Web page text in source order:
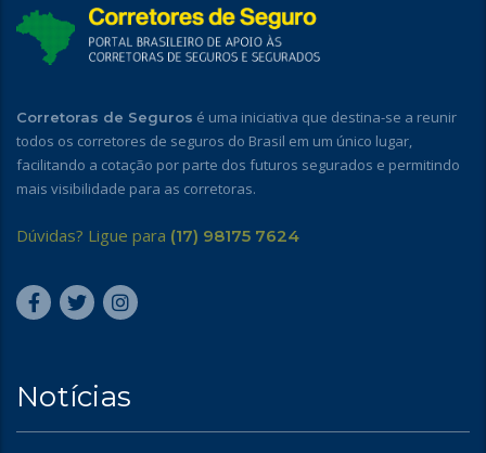
Corretoras de Seguros é uma iniciativa que destina-se a reunir
todos os corretores de seguros do Brasil em um único lugar,
facilitando a cotação por parte dos futuros segurados e permitindo
mais visibilidade para as corretoras.
Dúvidas? Ligue para (17) 98175 7624
Notícias